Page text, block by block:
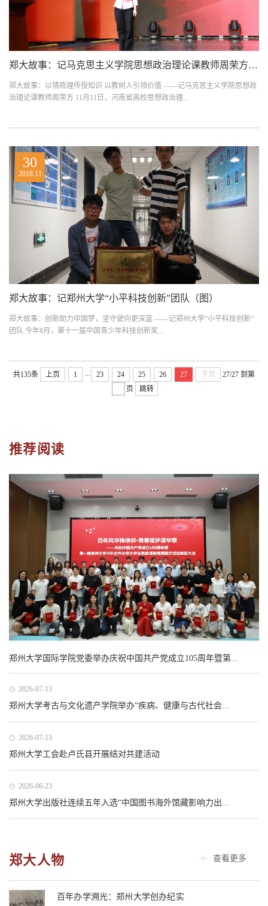
郑大故事：记马克思主义学院思想政治理论课教师周荣方（图）
郑大故事：以情晓理传授知识 以教树人引领价值 ——记马克思主义学院思想政
治理论课教师周荣方 11月11日，河南省高校思想政治理...
30
2018.11
郑大故事：记郑州大学“小平科技创新”团队（图）
郑大故事：创新助力中国梦，坚守驶向更深蓝 ——记郑州大学“小平科技创新”
团队 今年8月，第十一届中国青少年科技创新奖...
共135条 上页 1 ... 23 24 25 26 27 下页 27/27 到第
页
跳转
推荐阅读
郑州大学国际学院党委举办庆祝中国共产党成立105周年暨第...
2026-07-13
郑州大学考古与文化遗产学院举办“疾病、健康与古代社会...
2026-07-13
郑州大学工会赴卢氏县开展结对共建活动
2026-06-23
郑州大学出版社连续五年入选“中国图书海外馆藏影响力出...
郑大人物 查看更多
百年办学溯光：郑州大学创办纪实